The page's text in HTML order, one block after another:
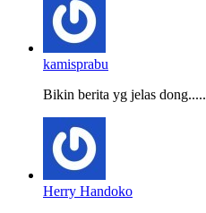
kamisprabu
Bikin berita yg jelas dong.....
Herry Handoko